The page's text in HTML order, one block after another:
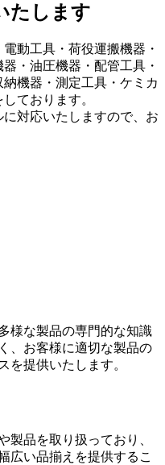
たします
動工具・荷役運搬機器・
・油圧機器・配管工具・
機器・測定工具・ケミカ
ております。
対応いたしますので、お
様な製品の専門的な知識
、お客様に適切な製品の
を提供いたします。
製品を取り扱っており、
広い品揃えを提供するこ